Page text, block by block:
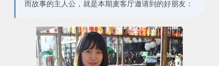
而故事的主人公，就是本期麦客厅邀请到的好朋友：